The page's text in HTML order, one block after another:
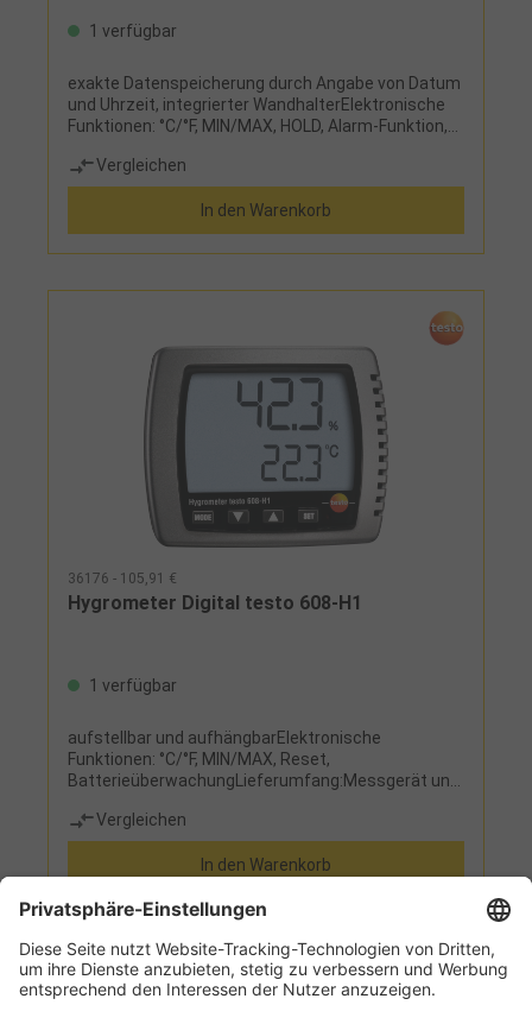
1 verfügbar
exakte Datenspeicherung durch Angabe von Datum
und Uhrzeit, integrierter WandhalterElektronische
Funktionen: °C/°F, MIN/MAX, HOLD, Alarm-Funktion,
Echtzeitstempel,
DiebstahlsicherungLieferumfang:Messgerät,
Lithium-Batterie 14250, Wandhalterung, PC-
Software, USB-Kabel und
KunststoffboxFehlergrenze:Temperatur +/- 1 °C
Taupunktanzeige +/- 2 °C (@ 25 °C, 40-100 % rel. F.)
Vergleichen
In den Warenkorb
36176 - 105,91 €
Hygrometer Digital testo 608-H1
1 verfügbar
aufstellbar und aufhängbarElektronische
Funktionen: °C/°F, MIN/MAX, Reset,
BatterieüberwachungLieferumfang:Messgerät und
(bei 25 °C) Luftfeuchte +/- 3 % (10-95 %)
Vergleichen
In den Warenkorb